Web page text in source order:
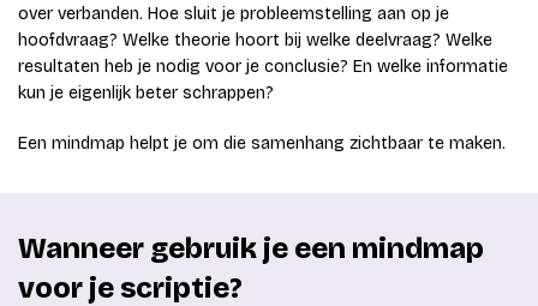
over verbanden. Hoe sluit je probleemstelling aan op je
hoofdvraag? Welke theorie hoort bij welke deelvraag? Welke
resultaten heb je nodig voor je conclusie? En welke informatie
kun je eigenlijk beter schrappen?
Een mindmap helpt je om die samenhang zichtbaar te maken.
Wanneer gebruik je een mindmap
voor je scriptie?